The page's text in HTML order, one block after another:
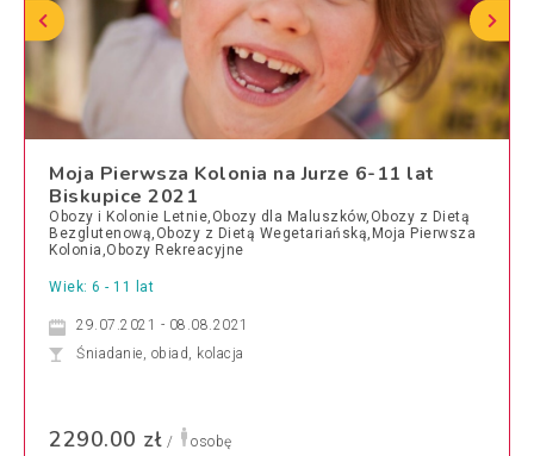
Moja Pierwsza Kolonia na Jurze 6-11 lat
Biskupice 2021
Obozy i Kolonie Letnie,Obozy dla Maluszków,Obozy z Dietą
Bezglutenową,Obozy z Dietą Wegetariańską,Moja Pierwsza
Kolonia,Obozy Rekreacyjne
Wiek: 6 - 11 lat
29.07.2021 - 08.08.2021
Śniadanie, obiad, kolacja
2290.00 zł / osobę